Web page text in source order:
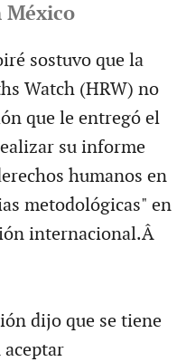
México
sostuvo que la
Watch (HRW) no
que le entregó el
su informe
humanos en
metodológicas" en
internacional.Â
dijo que se tiene
aceptar